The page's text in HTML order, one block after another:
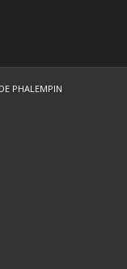
PHALEMPIN